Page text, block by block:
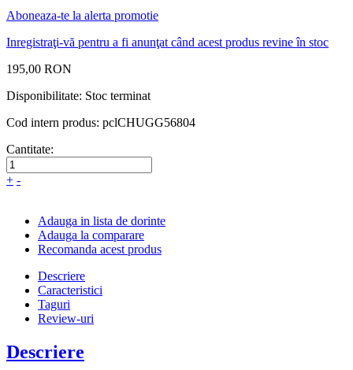
Aboneaza-te la alerta promotie
Inregistraţi-vă pentru a fi anunţat când acest produs revine în stoc
195,00 RON
Disponibilitate: Stoc terminat
Cod intern produs: pclCHUGG56804
Cantitate:
+ -
Adauga in lista de dorinte
Adauga la comparare
Recomanda acest produs
Descriere
Caracteristici
Taguri
Review-uri
Descriere